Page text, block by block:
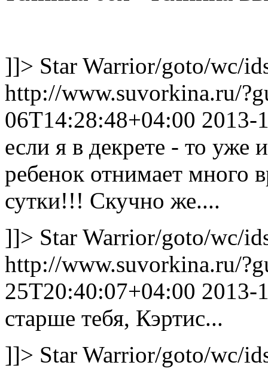
]]> Star Warrior/goto/wc/
http://www.suvorkina.ru/
06T14:28:48+04:00 2013-
если я в декрете - то уже
ребенок отнимает много
сутки!!! Скучно же....
]]> Star Warrior/goto/wc/
http://www.suvorkina.ru/
25T20:40:07+04:00 2013-
старше тебя, Кэртис...
]]> Star Warrior/goto/wc/